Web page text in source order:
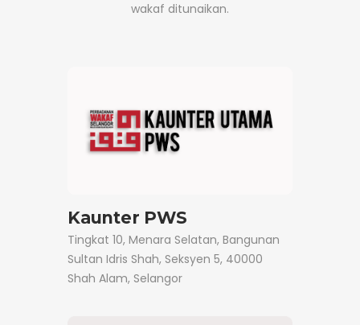
wakaf ditunaikan.
Kaunter PWS
Tingkat 10, Menara Selatan, Bangunan
Sultan Idris Shah, Seksyen 5, 40000
Shah Alam, Selangor